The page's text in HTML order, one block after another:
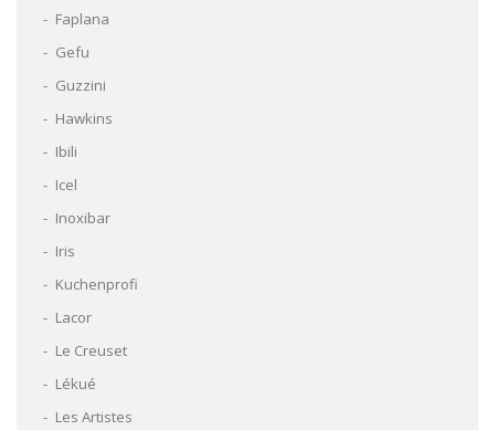
Faplana
Gefu
Guzzini
Hawkins
Ibili
Icel
Inoxibar
Iris
Kuchenprofi
Lacor
Le Creuset
Lékué
Les Artistes